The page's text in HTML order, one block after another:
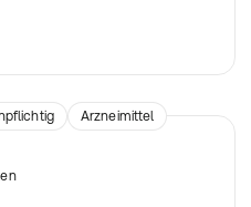
Arzneimittel
Arzneimittel